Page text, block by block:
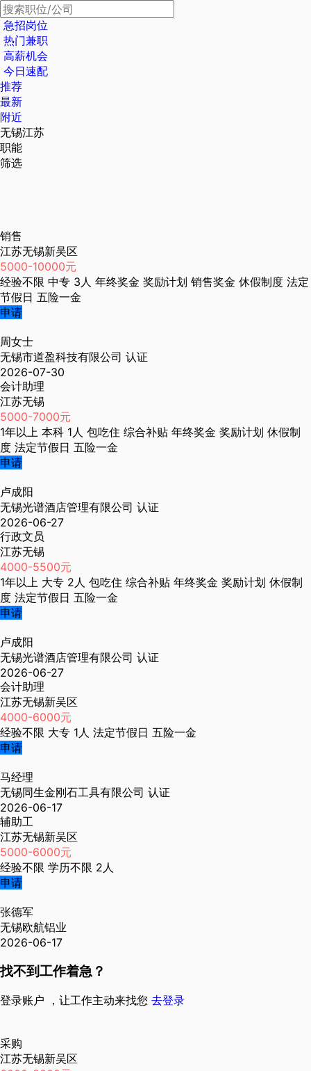
急招岗位
热门兼职
高薪机会
今日速配
推荐
最新
附近
无锡江苏
职能
筛选
销售
江苏无锡新吴区
5000-10000元
经验不限 中专 3人 年终奖金 奖励计划 销售奖金 休假制度 法定
节假日 五险一金
申请
周女士
无锡市道盈科技有限公司 认证
2026-07-30
会计助理
江苏无锡
5000-7000元
1年以上 本科 1人 包吃住 综合补贴 年终奖金 奖励计划 休假制
度 法定节假日 五险一金
申请
卢成阳
无锡光谱酒店管理有限公司 认证
2026-06-27
行政文员
江苏无锡
4000-5500元
1年以上 大专 2人 包吃住 综合补贴 年终奖金 奖励计划 休假制
度 法定节假日 五险一金
申请
卢成阳
无锡光谱酒店管理有限公司 认证
2026-06-27
会计助理
江苏无锡新吴区
4000-6000元
经验不限 大专 1人 法定节假日 五险一金
申请
马经理
无锡同生金刚石工具有限公司 认证
2026-06-17
辅助工
江苏无锡新吴区
5000-6000元
经验不限 学历不限 2人
申请
张德军
无锡欧航铝业
2026-06-17
找不到工作着急？
登录账户 ，让工作主动来找您 去登录
采购
江苏无锡新吴区